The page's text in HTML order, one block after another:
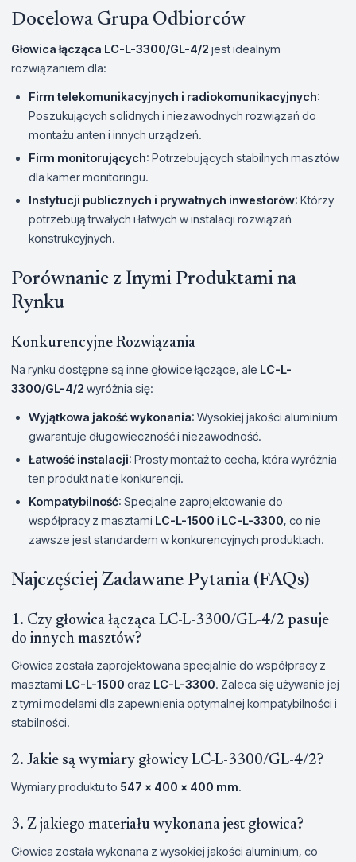
Docelowa Grupa Odbiorców
Głowica łącząca LC-L-3300/GL-4/2 jest idealnym
rozwiązaniem dla:
Firm telekomunikacyjnych i radiokomunikacyjnych:
Poszukujących solidnych i niezawodnych rozwiązań do
montażu anten i innych urządzeń.
Firm monitorujących: Potrzebujących stabilnych masztów
dla kamer monitoringu.
Instytucji publicznych i prywatnych inwestorów: Którzy
potrzebują trwałych i łatwych w instalacji rozwiązań
konstrukcyjnych.
Porównanie z Inymi Produktami na
Rynku
Konkurencyjne Rozwiązania
Na rynku dostępne są inne głowice łączące, ale LC-L-
3300/GL-4/2 wyróżnia się:
Wyjątkowa jakość wykonania: Wysokiej jakości aluminium
gwarantuje długowieczność i niezawodność.
Łatwość instalacji: Prosty montaż to cecha, która wyróżnia
ten produkt na tle konkurencji.
Kompatybilność: Specjalne zaprojektowanie do
współpracy z masztami LC-L-1500 i LC-L-3300, co nie
zawsze jest standardem w konkurencyjnych produktach.
Najczęściej Zadawane Pytania (FAQs)
1. Czy głowica łącząca LC-L-3300/GL-4/2 pasuje
do innych masztów?
Głowica została zaprojektowana specjalnie do współpracy z
masztami LC-L-1500 oraz LC-L-3300. Zaleca się używanie jej
z tymi modelami dla zapewnienia optymalnej kompatybilności i
stabilności.
2. Jakie są wymiary głowicy LC-L-3300/GL-4/2?
Wymiary produktu to 547 x 400 x 400 mm.
3. Z jakiego materiału wykonana jest głowica?
Głowica została wykonana z wysokiej jakości aluminium, co